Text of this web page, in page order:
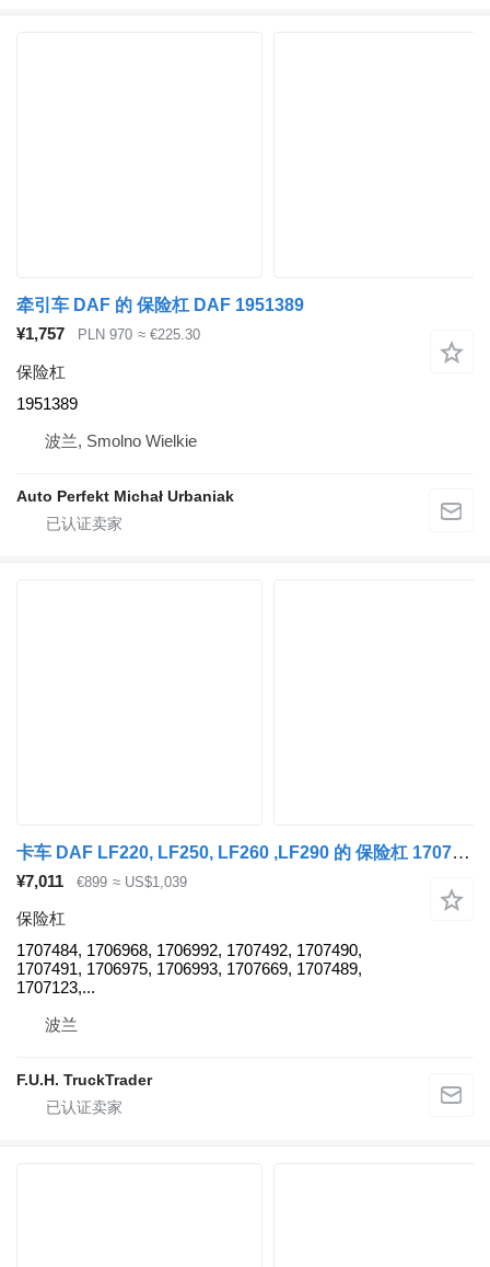
牵引车 DAF 的 保险杠 DAF 1951389
¥1,757
PLN 970 ≈ €225.30
保险杠
1951389
波兰, Smolno Wielkie
Auto Perfekt Michał Urbaniak
卡车 DAF LF220, LF250, LF260 ,LF290 的 保险杠 1707484
¥7,011 €899 ≈ US$1,039
保险杠
1707484, 1706968, 1706992, 1707492, 1707490,
1707491, 1706975, 1706993, 1707669, 1707489,
1707123,...
波兰
F.U.H. TruckTrader